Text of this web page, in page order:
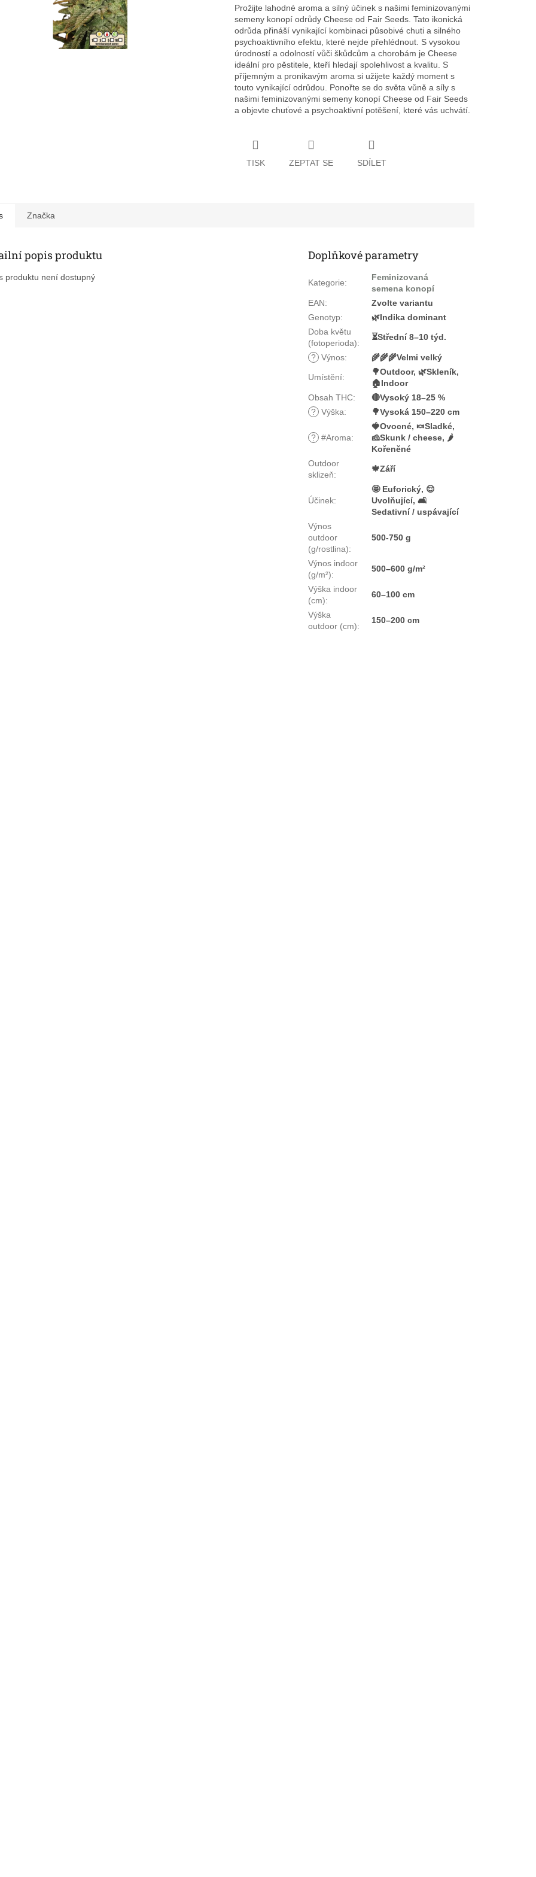
Prožijte lahodné aroma a silný účinek s našimi feminizovanými
semeny konopí odrůdy Cheese od Fair Seeds. Tato ikonická
odrůda přináší vynikající kombinaci působivé chuti a silného
psychoaktivního efektu, které nejde přehlédnout. S vysokou
úrodností a odolností vůči škůdcům a chorobám je Cheese
ideální pro pěstitele, kteří hledají spolehlivost a kvalitu. S
příjemným a pronikavým aroma si užijete každý moment s
touto vynikající odrůdou. Ponořte se do světa vůně a síly s
našimi feminizovanými semeny konopí Cheese od Fair Seeds
a objevte chuťové a psychoaktivní potěšení, které vás uchvátí.
TISK ZEPTAT SE SDÍLET
Značka
popis produktu
produktu není dostupný
Doplňkové parametry
Kategorie:
Feminizovaná
semena konopí
EAN:
Zvolte variantu
Genotyp:
🌿Indika dominant
Doba květu
(fotoperioda):
⏳Střední 8–10 týd.
? Výnos: 🌾🌾🌾Velmi velký
Umístění:
🌳Outdoor, 🌿Skleník,
🏠Indoor
Obsah THC:
🔴Vysoký 18–25 %
? Výška: 🌳Vysoká 150–220 cm
? #Aroma:
🍓Ovocné, 🍬Sladké,
🧀Skunk / cheese, 🌶️
Kořeněné
Outdoor
sklizeň:
🍁Září
Účinek:
🤩 Euforický, 😌
Uvolňující, 🛋️
Sedativní / uspávající
Výnos
outdoor
(g/rostlina):
500-750 g
Výnos indoor
(g/m²):
500–600 g/m²
Výška indoor
(cm):
60–100 cm
Výška
outdoor (cm):
150–200 cm